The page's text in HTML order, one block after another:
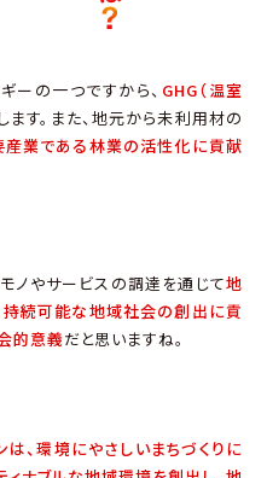
ーの一つですから、 GHG（温室
します。また、地元から未利用材の
業である林業の活性化に貢献
ノやサービスの調達を通じて地
持続可能な地域社会の創出に貢
的意義だと思いますね。
は、環境にやさしいまちづくりに